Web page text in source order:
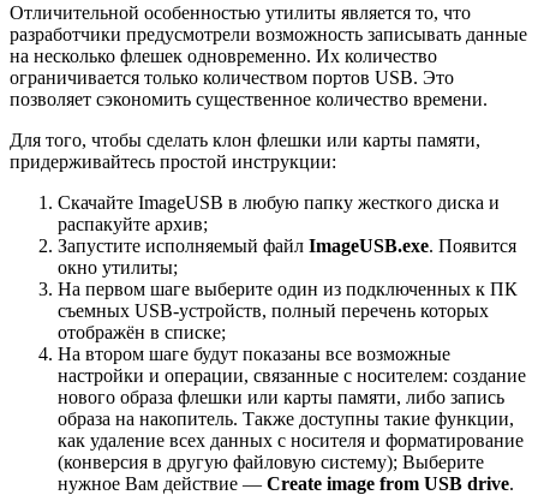
Отличительной особенностью утилиты является то, что
разработчики предусмотрели возможность записывать данные
на несколько флешек одновременно. Их количество
ограничивается только количеством портов USB. Это
позволяет сэкономить существенное количество времени.
Для того, чтобы сделать клон флешки или карты памяти,
придерживайтесь простой инструкции:
Скачайте ImageUSB в любую папку жесткого диска и
распакуйте архив;
Запустите исполняемый файл ImageUSB.exe. Появится
окно утилиты;
На первом шаге выберите один из подключенных к ПК
съемных USB-устройств, полный перечень которых
отображён в списке;
На втором шаге будут показаны все возможные
настройки и операции, связанные с носителем: создание
нового образа флешки или карты памяти, либо запись
образа на накопитель. Также доступны такие функции,
как удаление всех данных с носителя и форматирование
(конверсия в другую файловую систему); Выберите
нужное Вам действие — Create image from USB drive.